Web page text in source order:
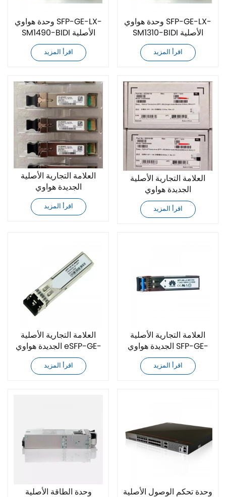
وحدة هواوي SFP-GE-LX-
SM1490-BIDI الأصلية
اقرأ المزيد
وحدة هواوي SFP-GE-LX-
SM1310-BIDI الأصلية
اقرأ المزيد
العلامة التجارية الأصلية
الجديدة هواوي
OMXD30000 جهاز
الإرسال والاستقبال
اقرأ المزيد
العلامة التجارية الأصلية
الجديدة هواوي
OSXO10000 جهاز
الإرسال والاستقبال
اقرأ المزيد
العلامة التجارية الأصلية
الجديدة هواوي eSFP-GE-
SX-MM850 جهاز الإرسال
والاستقبال البصري
اقرأ المزيد
العلامة التجارية الأصلية
الجديدة هواوي SFP-GE-
LX-SM1310 جهاز الإرسال
والاستقبال البصري
اقرأ المزيد
وحدة الطاقة الأصلية
وحدة تحكم الوصول الأصلية